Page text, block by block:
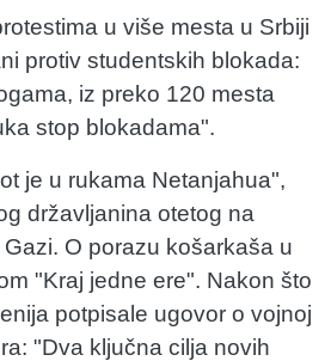
u više mesta u Srbiji
protiv studentskih blokada:
iz preko 120 mesta
stop blokadama".
je u rukama Netanjahua",
državljanina otetog na
O porazu košarkaša u
"Kraj jedne ere". Nakon što
potpisale ugovor o vojnoj
"Dva ključna cilja novih